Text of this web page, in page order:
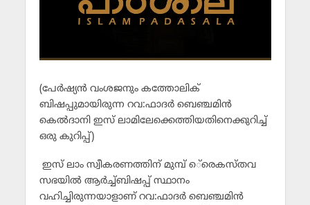
(പേര്‍ഷ്യന്‍ വംശജനും കത്തോലിക്
ബിഷപ്പുമായിരുന്ന റവ:ഫാദര്‍ ബെഞ്ചമിന്‍
കെല്‍ദാനി ഇസ് ലാമിലേക്കെത്തിയതിനെക്കുറിച്ച്
ഒരു കുറിപ്പ്)
ഇസ് ലാം സ്വീകരണത്തിന് മുമ്പ് െ്രെകസ്തവ
സഭയില്‍ ആര്‍ച്ച്ബിഷപ്പ് സ്ഥാനം
വഹിച്ചിരുന്നയാളാണ് റവ:ഫാദര്‍ ബെഞ്ചമിന്‍